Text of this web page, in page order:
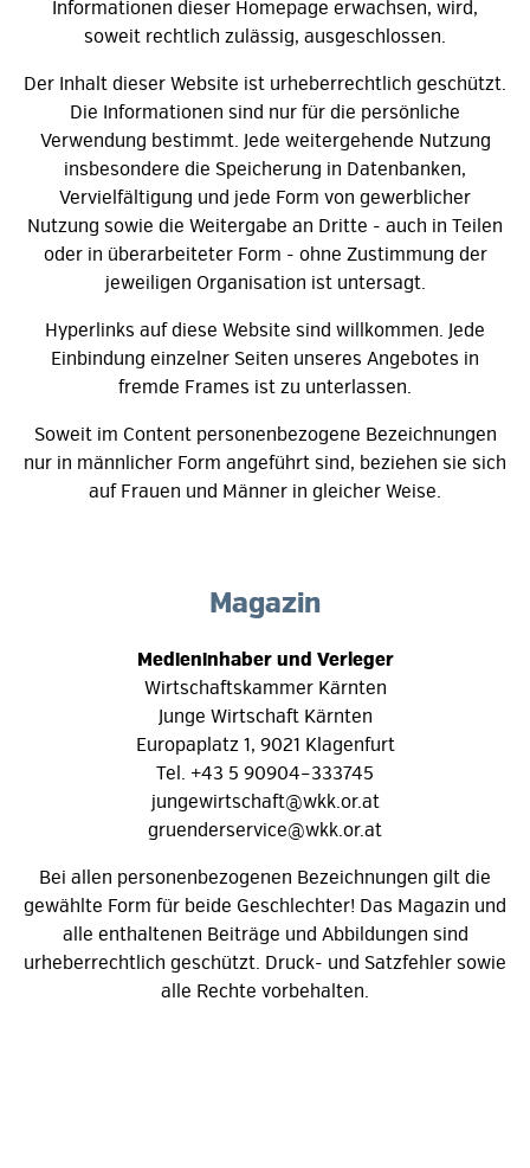
Informationen dieser Homepage erwachsen, wird,
soweit rechtlich zulässig, ausgeschlossen.
Der Inhalt dieser Website ist urheberrechtlich geschützt.
Die Informationen sind nur für die persönliche
Verwendung bestimmt. Jede weitergehende Nutzung
insbesondere die Speicherung in Datenbanken,
Vervielfältigung und jede Form von gewerblicher
Nutzung sowie die Weitergabe an Dritte - auch in Teilen
oder in überarbeiteter Form - ohne Zustimmung der
jeweiligen Organisation ist untersagt.
Hyperlinks auf diese Website sind willkommen. Jede
Einbindung einzelner Seiten unseres Angebotes in
fremde Frames ist zu unterlassen.
Soweit im Content personenbezogene Bezeichnungen
nur in männlicher Form angeführt sind, beziehen sie sich
auf Frauen und Männer in gleicher Weise.
Magazin
Medieninhaber und Verleger
Wirtschaftskammer Kärnten
Junge Wirtschaft Kärnten
Europaplatz 1, 9021 Klagenfurt
Tel. +43 5 90904–333745
jungewirtschaft@wkk.or.at
gruenderservice@wkk.or.at
Bei allen personenbezogenen Bezeichnungen gilt die
gewählte Form für beide Geschlechter! Das Magazin und
alle enthaltenen Beiträge und Abbildungen sind
urheberrechtlich geschützt. Druck- und Satzfehler sowie
alle Rechte vorbehalten.